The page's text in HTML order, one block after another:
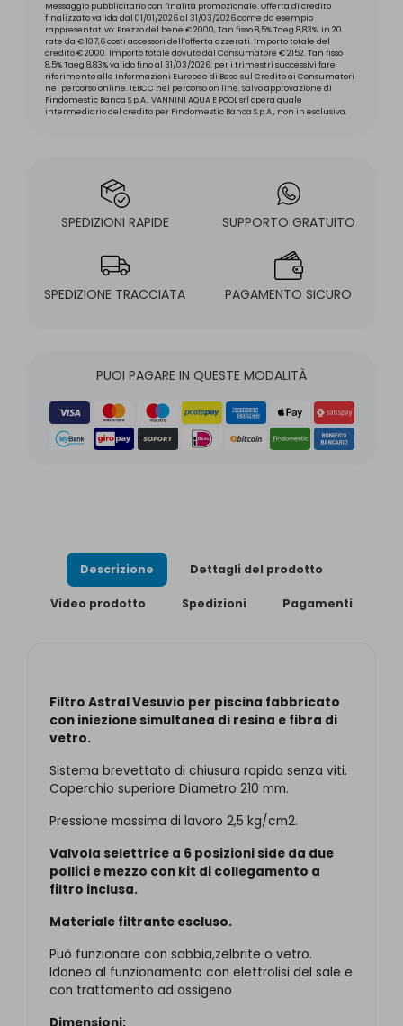
Messaggio pubblicitario con finalità promozionale. Offerta di credito
finalizzato valida dal 01/01/2026 al 31/03/2026 come da esempio
rappresentativo: Prezzo del bene € 2000, Tan fisso 8,5% Taeg 8,83%, in 20
rate da € 107,6 costi accessori dell’offerta azzerati. Importo totale del
credito € 2000. Importo totale dovuto dal Consumatore € 2152. Tan fisso
8,5% Taeg 8,83% valido fino al 31/03/2026: per i trimestri successivi fare
riferimento alle Informazioni Europee di Base sul Credito ai Consumatori
nel percorso online. IEBCC nel percorso on line. Salvo approvazione di
Findomestic Banca S.p.A.. VANNINI AQUA E POOL srl opera quale
intermediario del credito per Findomestic Banca S.p.A., non in esclusiva.
SPEDIZIONI RAPIDE SUPPORTO GRATUITO
SPEDIZIONE TRACCIATA PAGAMENTO SICURO
PUOI PAGARE IN QUESTE MODALITÀ
Descrizione Dettagli del prodotto
Video prodotto Spedizioni Pagamenti
Filtro Astral Vesuvio per piscina fabbricato
con iniezione simultanea di resina e fibra di
vetro.
Sistema brevettato di chiusura rapida senza viti.
Coperchio superiore Diametro 210 mm.
Pressione massima di lavoro 2,5 kg/cm2.
Valvola selettrice a 6 posizioni side da due
pollici e mezzo con kit di collegamento a
filtro inclusa.
Materiale filtrante escluso.
Può funzionare con sabbia,zelbrite o vetro.
Idoneo al funzionamento con elettrolisi del sale e
con trattamento ad ossigeno